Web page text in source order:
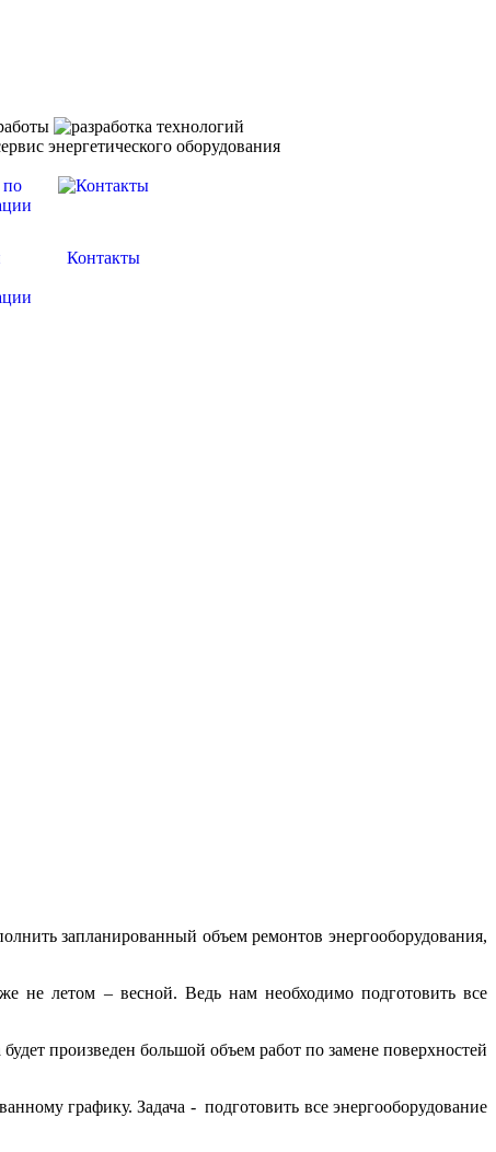
Контакты
запланированный объем ремонтов энергооборудования,
не летом – весной. Ведь нам необходимо подготовить все
произведен большой объем работ по замене поверхностей
графику. Задача - подготовить все энергооборудование